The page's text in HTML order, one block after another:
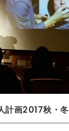
計画2017秋・冬